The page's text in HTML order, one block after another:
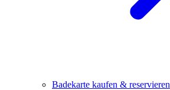
Badekarte kaufen & reservieren